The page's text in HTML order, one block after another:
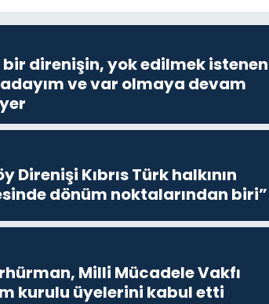
bir direnişin, yok edilmek istenen
ve var olmaya devam
Direnişi Kıbrıs Türk halkının
dönüm noktalarından biri”
Milli Mücadele Vakfı
kurulu üyelerini kabul etti